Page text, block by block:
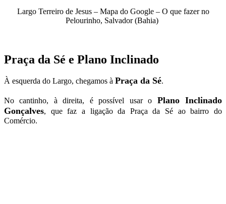
Largo Terreiro de Jesus – Mapa do Google – O que fazer no
Pelourinho, Salvador (Bahia)
Praça da Sé e Plano Inclinado
À esquerda do Largo, chegamos à Praça da Sé.
No cantinho, à direita, é possível usar o Plano Inclinado
Gonçalves, que faz a ligação da Praça da Sé ao bairro do
Comércio.